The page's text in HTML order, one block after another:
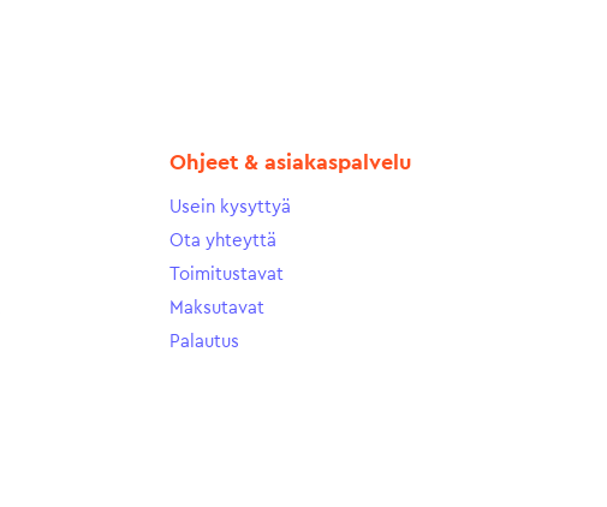
Ohjeet & asiakaspalvelu
Usein kysyttyä
Ota yhteyttä
Toimitustavat
Maksutavat
Palautus